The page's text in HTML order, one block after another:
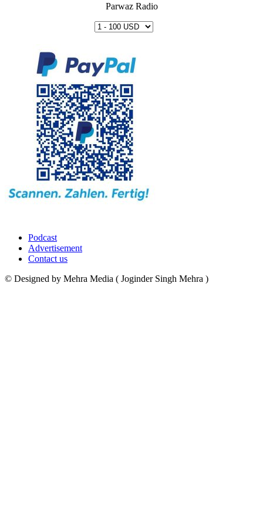
Parwaz Radio
Podcast
Advertisement
Contact us
© Designed by Mehra Media ( Joginder Singh Mehra )